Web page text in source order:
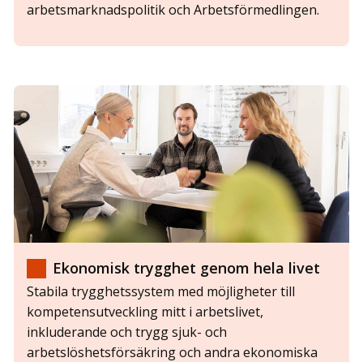
arbetsmarknadspolitik och Arbetsförmedlingen.
Ekonomisk trygghet genom hela livet
Stabila trygghetssystem med möjligheter till
kompetensutveckling mitt i arbetslivet,
inkluderande och trygg sjuk- och
arbetslöshetsförsäkring och andra ekonomiska